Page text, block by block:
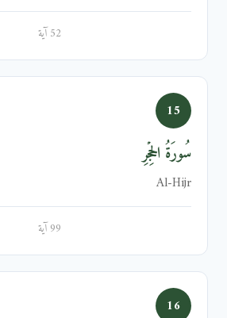
52 آية
15
سُورَةُ الحِجۡرِ
Al-Hijr
99 آية
16